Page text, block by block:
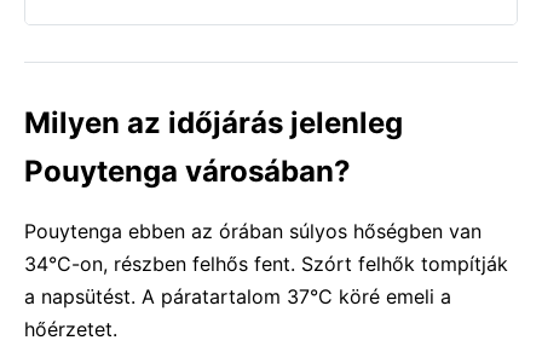
Milyen az időjárás jelenleg
Pouytenga városában?
Pouytenga ebben az órában súlyos hőségben van
34°C-on, részben felhős fent. Szórt felhők tompítják
a napsütést. A páratartalom 37°C köré emeli a
hőérzetet.